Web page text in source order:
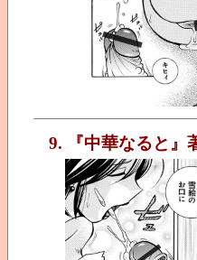
9. 『中華なると』